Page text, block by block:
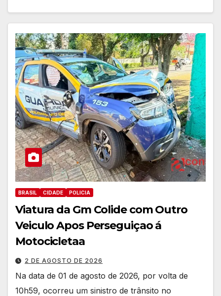
BRASIL CIDADE POLICIA
Viatura da Gm Colide com Outro
Veiculo Apos Perseguiçao á
Motocicletaa
2 DE AGOSTO DE 2026
Na data de 01 de agosto de 2026, por volta de
10h59, ocorreu um sinistro de trânsito no